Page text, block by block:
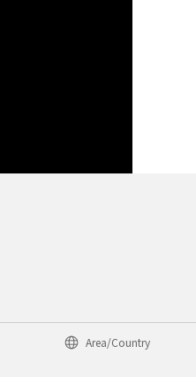
Area/Country